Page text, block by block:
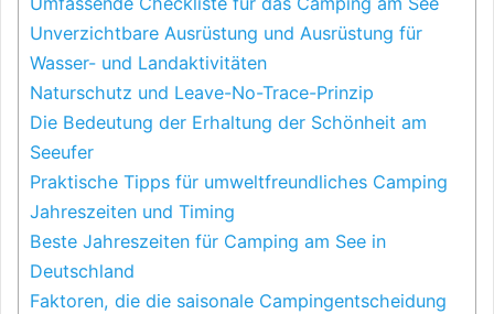
Unverzichtbare Ausrüstung und Ausrüstung für
Wasser- und Landaktivitäten
Naturschutz und Leave-No-Trace-Prinzip
Die Bedeutung der Erhaltung der Schönheit am
Seeufer
Praktische Tipps für umweltfreundliches Camping
Jahreszeiten und Timing
Beste Jahreszeiten für Camping am See in
Deutschland
Faktoren, die die saisonale Campingentscheidung